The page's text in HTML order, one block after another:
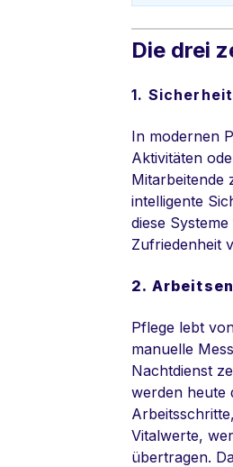
Die drei
1.
In modernen
Aktivitäten
Mitarbeitende
intelligente
diese
Zufriedenheit
2.
Pflege lebt
manuelle
Nachtdienst
werden heute
Vitalwerte,
übertragen.